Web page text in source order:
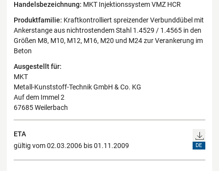
Handelsbezeichnung: MKT Injektionssystem VMZ HCR
Produktfamilie: Kraftkontrolliert spreizender Verbunddübel mit
Ankerstange aus nichtrostendem Stahl 1.4529 / 1.4565 in den
Größen M8, M10, M12, M16, M20 und M24 zur Verankerung im
Beton
Ausgestellt für:
MKT
Metall-Kunststoff-Technik GmbH & Co. KG
Auf dem Immel 2
67685 Weilerbach
ETA
gültig vom 02.03.2006 bis 01.11.2009
DE